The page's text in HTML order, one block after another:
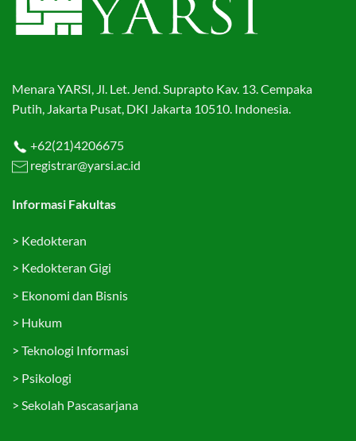
Menara YARSI, Jl. Let. Jend. Suprapto Kav. 13. Cempaka
Putih, Jakarta Pusat, DKI Jakarta 10510. Indonesia.
+62(21)4206675
registrar@yarsi.ac.id
Informasi Fakultas
> Kedokteran
> Kedokteran Gigi
> Ekonomi dan Bisnis
> Hukum
> Teknologi Informasi
> Psikologi
> Sekolah Pascasarjana